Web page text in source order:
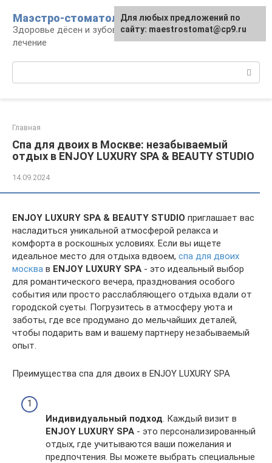
контенту
Маэстро-стоматолог
Здоровье дёсен и зубов, диагностика и
лечение
Главная
Спа для двоих в Москве: незабываемый
отдых в ENJOY LUXURY SPA & BEAUTY STUDIO
14.09.2024
ENJOY LUXURY SPA & BEAUTY STUDIO приглашает вас
насладиться уникальной атмосферой релакса и
комфорта в роскошных условиях. Если вы ищете
идеальное место для отдыха вдвоем, спа для двоих
москва в ENJOY LUXURY SPA - это идеальный выбор
для романтического вечера, празднования особого
события или просто расслабляющего отдыха вдали от
городской суеты. Погрузитесь в атмосферу уюта и
заботы, где все продумано до мельчайших деталей,
чтобы подарить вам и вашему партнеру незабываемый
опыт.
Преимущества спа для двоих в ENJOY LUXURY SPA
Индивидуальный подход . Каждый визит в
ENJOY LUXURY SPA - это персонализированный
отдых, где учитываются ваши пожелания и
предпочтения. Вы можете выбрать специальные
Для любых предложений по
сайту: maestrostomat@cp9.ru